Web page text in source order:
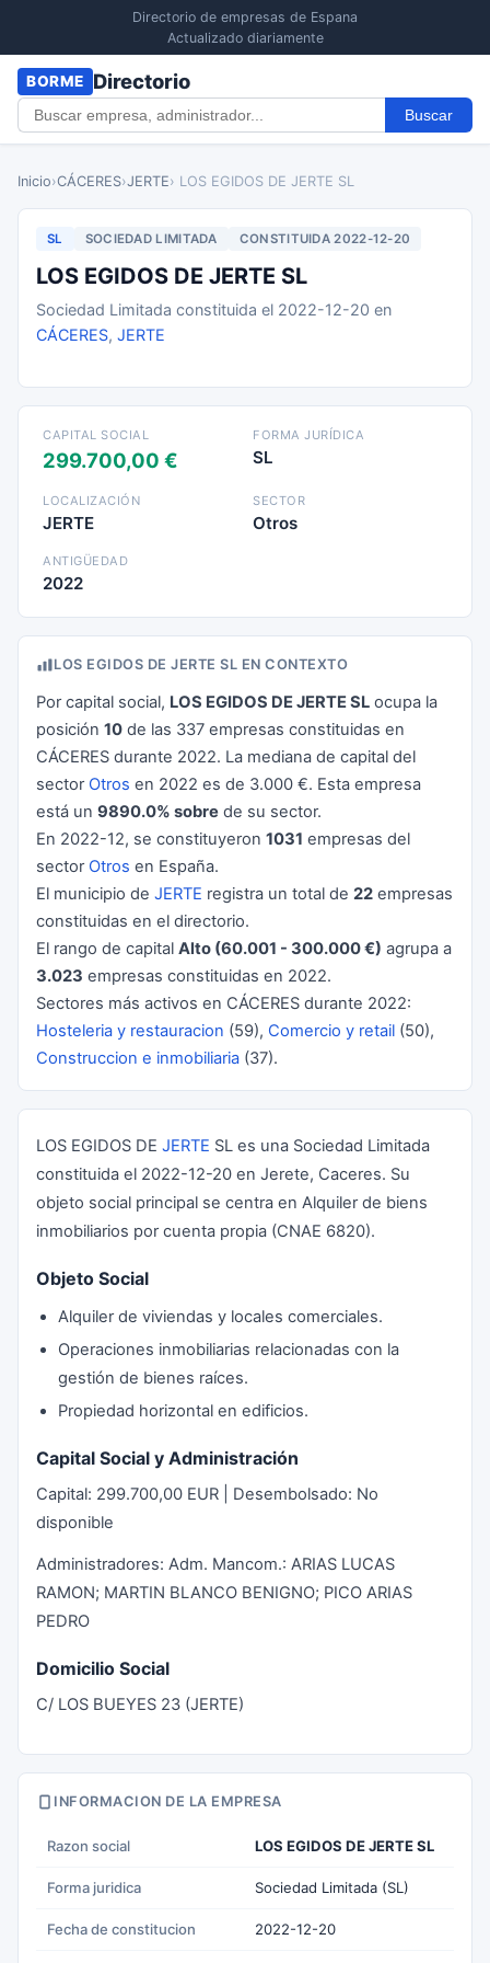
Directorio de empresas de Espana
Actualizado diariamente
BORME Directorio
Buscar
Inicio›CÁCERES›JERTE› LOS EGIDOS DE JERTE SL
SL SOCIEDAD LIMITADA CONSTITUIDA 2022-12-20
LOS EGIDOS DE JERTE SL
Sociedad Limitada constituida el 2022-12-20 en
CÁCERES, JERTE
CAPITAL SOCIAL
299.700,00 €
FORMA JURÍDICA
SL
LOCALIZACIÓN
JERTE
SECTOR
Otros
ANTIGÜEDAD
2022
LOS EGIDOS DE JERTE SL EN CONTEXTO
Por capital social, LOS EGIDOS DE JERTE SL ocupa la
posición 10 de las 337 empresas constituidas en
CÁCERES durante 2022. La mediana de capital del
sector Otros en 2022 es de 3.000 €. Esta empresa
está un 9890.0% sobre de su sector.
En 2022-12, se constituyeron 1031 empresas del
sector Otros en España.
El municipio de JERTE registra un total de 22 empresas
constituidas en el directorio.
El rango de capital Alto (60.001 - 300.000 €) agrupa a
3.023 empresas constituidas en 2022.
Sectores más activos en CÁCERES durante 2022:
Hosteleria y restauracion (59), Comercio y retail (50),
Construccion e inmobiliaria (37).
LOS EGIDOS DE JERTE SL es una Sociedad Limitada
constituida el 2022-12-20 en Jerete, Caceres. Su
objeto social principal se centra en Alquiler de biens
inmobiliarios por cuenta propia (CNAE 6820).
Objeto Social
Alquiler de viviendas y locales comerciales.
Operaciones inmobiliarias relacionadas con la
gestión de bienes raíces.
Propiedad horizontal en edificios.
Capital Social y Administración
Capital: 299.700,00 EUR | Desembolsado: No
disponible
Administradores: Adm. Mancom.: ARIAS LUCAS
RAMON; MARTIN BLANCO BENIGNO; PICO ARIAS
PEDRO
Domicilio Social
C/ LOS BUEYES 23 (JERTE)
INFORMACION DE LA EMPRESA
Razon social LOS EGIDOS DE JERTE SL
Forma juridica Sociedad Limitada (SL)
Fecha de constitucion 2022-12-20